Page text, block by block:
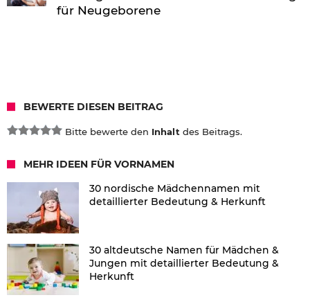
für Neugeborene
BEWERTE DIESEN BEITRAG
Bitte bewerte den Inhalt des Beitrags.
MEHR IDEEN FÜR VORNAMEN
30 nordische Mädchennamen mit
detaillierter Bedeutung & Herkunft
30 altdeutsche Namen für Mädchen &
Jungen mit detaillierter Bedeutung &
Herkunft